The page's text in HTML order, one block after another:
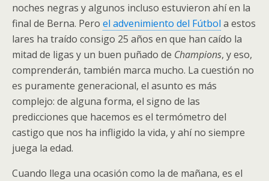
noches negras y algunos incluso estuvieron ahí en la
final de Berna. Pero el advenimiento del Fútbol a estos
lares ha traído consigo 25 años en que han caído la
mitad de ligas y un buen puñado de Champions, y eso,
comprenderán, también marca mucho. La cuestión no
es puramente generacional, el asunto es más
complejo: de alguna forma, el signo de las
predicciones que hacemos es el termómetro del
castigo que nos ha infligido la vida, y ahí no siempre
juega la edad.
Cuando llega una ocasión como la de mañana, es el